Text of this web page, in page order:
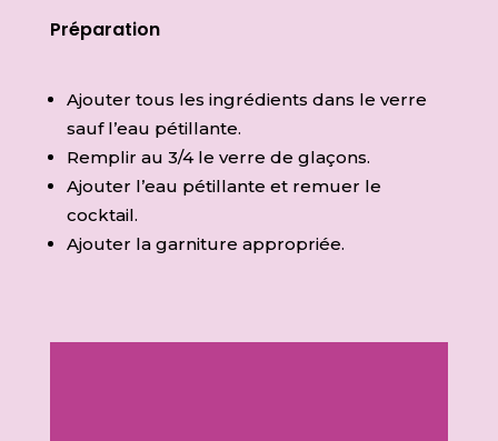
Préparation
Ajouter tous les ingrédients dans le verre
sauf l’eau pétillante.
Remplir au 3/4 le verre de glaçons.
Ajouter l’eau pétillante et remuer le
cocktail.
Ajouter la garniture appropriée.